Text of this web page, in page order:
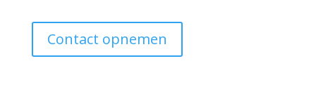
Contact opnemen